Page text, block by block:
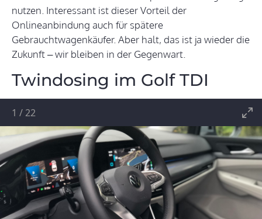
nutzen. Interessant ist dieser Vorteil der
Onlineanbindung auch für spätere
Gebrauchtwagenkäufer. Aber halt, das ist ja wieder die
Zukunft – wir bleiben in der Gegenwart.
Twindosing im Golf TDI
1 /22